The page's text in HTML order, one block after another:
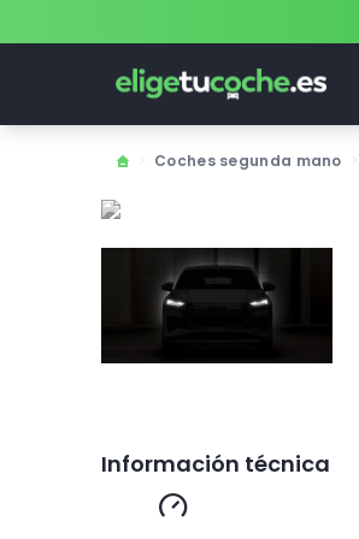
Coches segunda mano
Información técnica